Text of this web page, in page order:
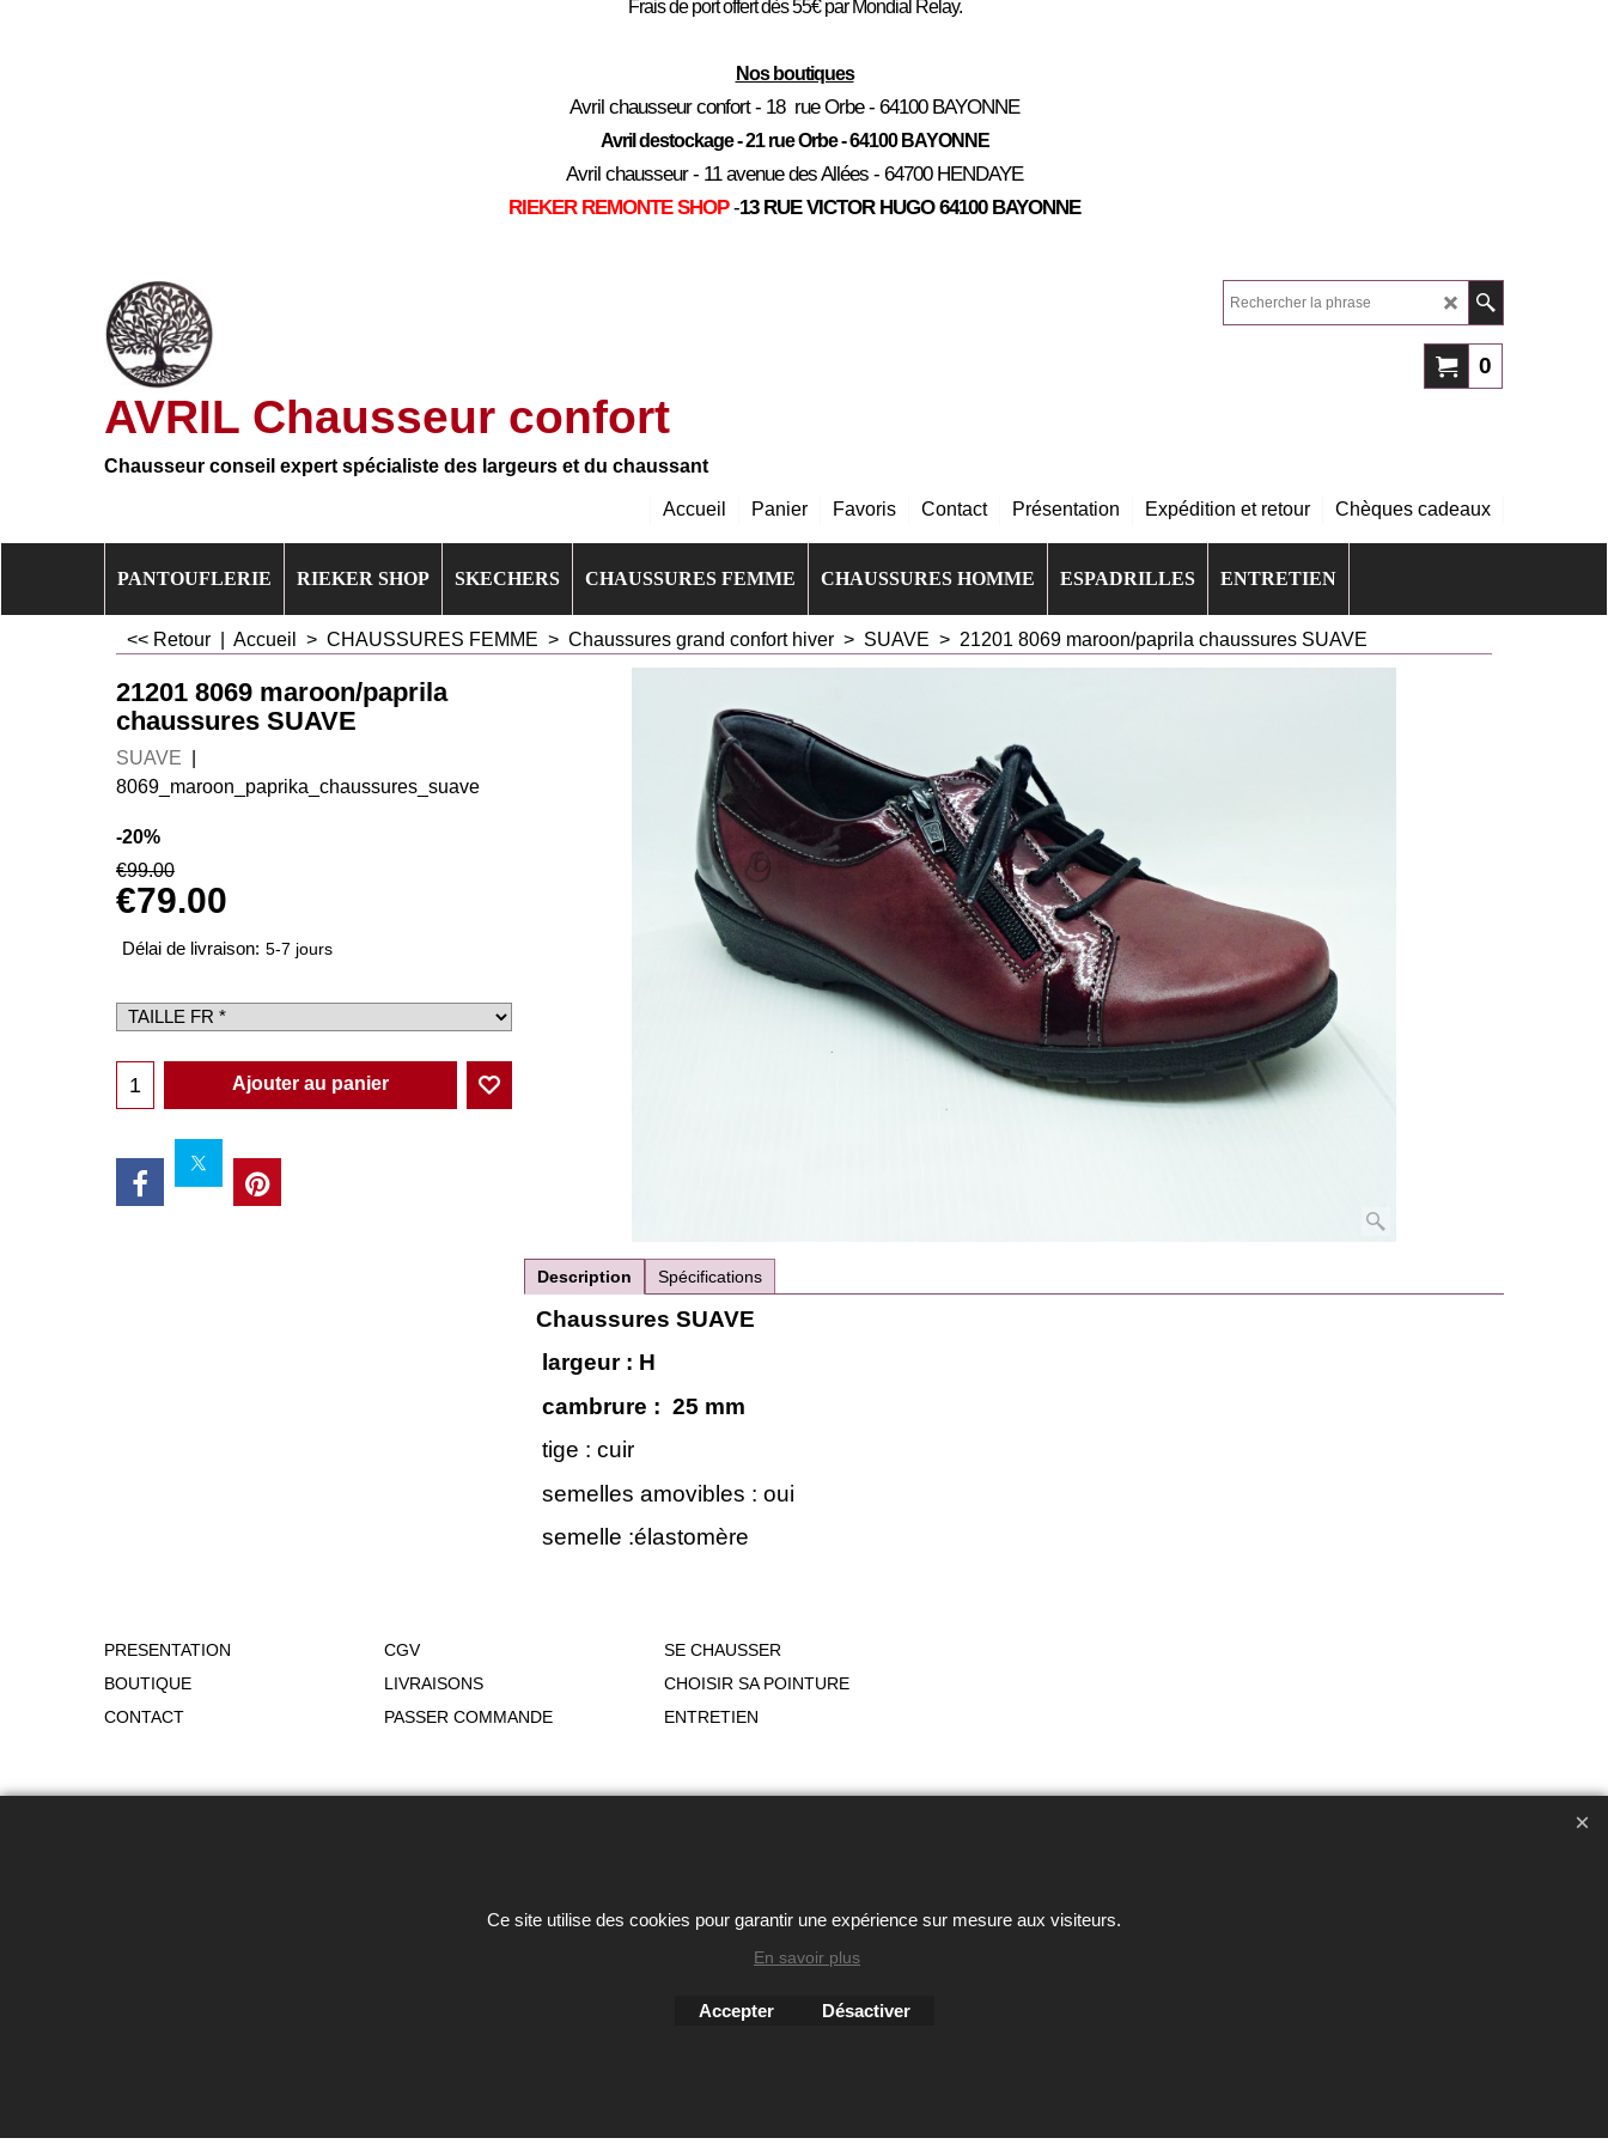
Frais de port offert dès 55€ par Mondial Relay.
Nos boutiques
Avril chausseur confort - 18 rue Orbe - 64100 BAYONNE
Avril destockage - 21 rue Orbe - 64100 BAYONNE
Avril chausseur - 11 avenue des Allées - 64700 HENDAYE
RIEKER REMONTE SHOP -13 RUE VICTOR HUGO 64100 BAYONNE
AVRIL Chausseur confort
Chausseur conseil expert spécialiste des largeurs et du chaussant
0
Accueil Panier Favoris Contact Présentation Expédition et retour Chèques cadeaux
PANTOUFLERIE RIEKER SHOP SKECHERS CHAUSSURES FEMME CHAUSSURES HOMME ESPADRILLES ENTRETIEN
<< Retour Accueil > CHAUSSURES FEMME > Chaussures grand confort hiver > SUAVE > 21201 8069 maroon/paprila chaussures SUAVE
21201 8069 maroon/paprila
chaussures SUAVE
SUAVE
8069_maroon_paprika_chaussures_suave
-20%
€99.00
€79.00
Délai de livraison: 5-7 jours
Ajouter au panier
Description Spécifications
Chaussures SUAVE
largeur : H
cambrure : 25 mm
tige : cuir
semelles amovibles : oui
semelle :élastomère
PRESENTATION
BOUTIQUE
CONTACT
CGV
LIVRAISONS
PASSER COMMANDE
SE CHAUSSER
CHOISIR SA POINTURE
ENTRETIEN
avec le logiciel
eCommerce ShopFactory
Ce site utilise des cookies pour garantir une expérience sur mesure aux visiteurs.
En savoir plus
Accepter Désactiver